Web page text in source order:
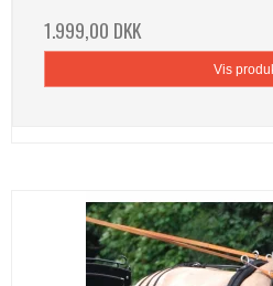
1.999,00 DKK
Vis